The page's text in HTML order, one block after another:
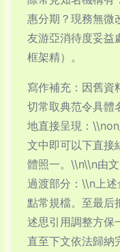
惠分期？現務無微
友游亞消待度妥益
框架精）。
寫作補充：因舊資
切常取典范令具體
地直接呈現：
文中即可以下直接
體照一。\\n\\n由
過渡部分：\\n上
點常規檔。至最后
述思引用調整方保
直至下文依法歸納